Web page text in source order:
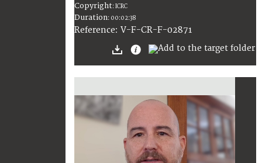
Copyright:ICRC
Duration: 00:02:38
Reference: V-F-CR-F-02871